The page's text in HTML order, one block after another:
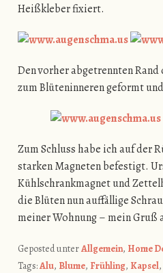
Heißkleber fixiert.
Den vorher abgetrennten
zum Blüteninneren geformt
Zum Schluss habe ich auf der
starken Magneten befestigt.
Kühlschrankmagnet und
die Blüten nun auffällige
meiner Wohnung – mein Gruß
Geposted unterAllgemein, Home
Tags:Alu, Blume, Frühling, Kapsel,